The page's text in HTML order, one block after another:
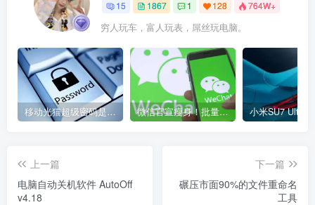
15 1867 1 128 764W+
穷人玩车，富人玩表，屌丝玩电脑。
移动光猫超级密码是多少？移动光猫超级管理员后台账号与密码 微信官宣瘦身！批量清理原图新功能来了 安卓、iOS均可使用
上一篇
电脑自动关机软件 AutoOff
v4.18
下一篇
碾压市面90%的文件重命名
工具